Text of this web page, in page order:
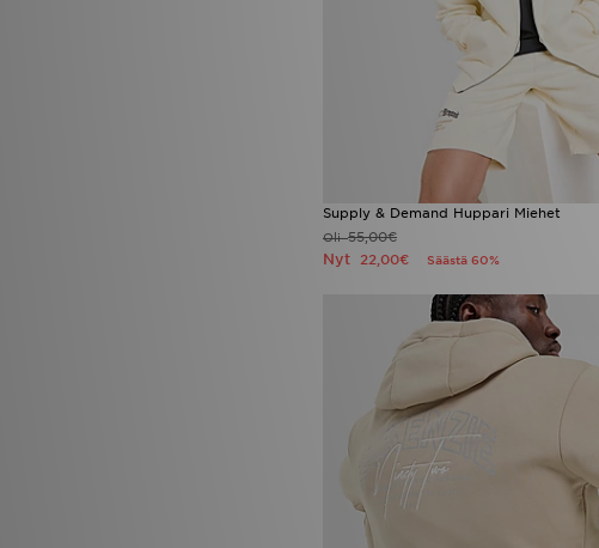
Supply & Demand Huppari Miehet
Oli55,00€
Nyt 22,00€ Säästä 60%